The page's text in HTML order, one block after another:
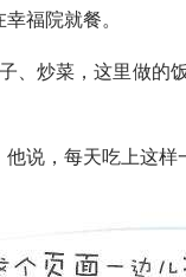
福院就餐。
炒菜，这里做的
，每天吃上这样